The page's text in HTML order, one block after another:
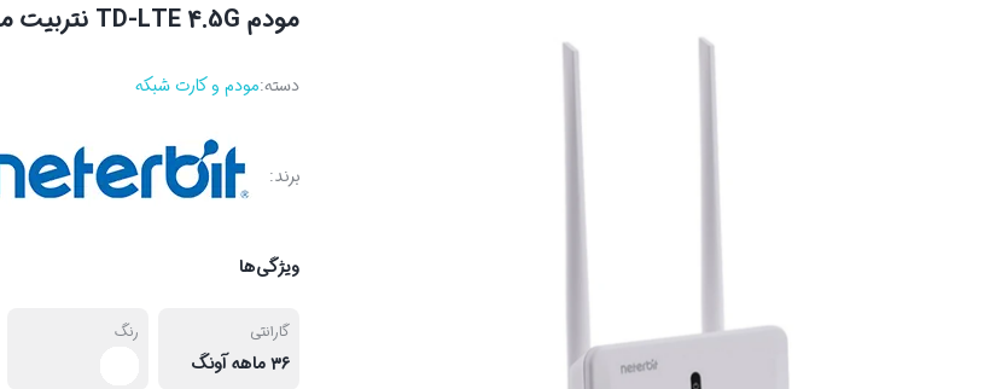
مودم TD-LTE 4.5G نتربیت مدل Neterbit NW-661D AC1200
دسته:مودم و کارت شبکه
برند:
ویژگی‌ها
گارانتی
۳۶ ماهه آونگ
رنگ